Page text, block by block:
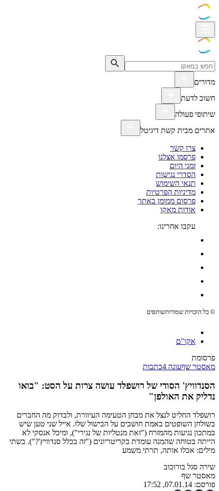
מדורים
חשוב לדעת
שיתופי פעולה
אתרים מבית קשת דיגיטל
צרו קשר
פרסמו אצלנו
זמני היום
הסדרי נגישות
תנאי השימוש
מדיניות הפרטיות
פרסום ממומן באתר
אודות מאקו
עקבו אחרינו:
© כל הזכויות שמורותשותפים
אקו"ם
פרסומת
מאסטר שףעונה 4 כתבות
הסנדוויץ' הסודי של רושפלד עושה צרות על הסט: "בואו
נדליק את האולפן"
רושפלד החליט לנצל את מבחן הטעימה העיוורת, ולבדוק מה החברים
בשולחן השופטים באמת חושבים על הבישול שלו. אייל שני טען שיש
במתכון נגיעות מהמזרח ("זאת מנטליות של נגירי"), ומיכל אנסקי לא
הייתה בטוחה שהמנה עומדת בקריטריונים ("זה בכלל סנדוויץ'?"). בשתי
מילים: אכלו אותה, תרתי משמע
שירה סגל בורוכוב
מאסטר שף
פורסם: 07.01.14, 17:52